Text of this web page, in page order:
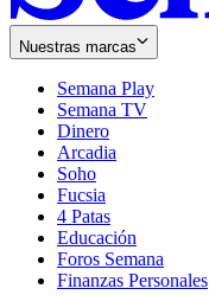
Nuestras marcas
Semana Play
Semana TV
Dinero
Arcadia
Soho
in
new
window
Fucsia
in
new
window
4 Patas
Educación
Foros Semana
Finanzas Personales